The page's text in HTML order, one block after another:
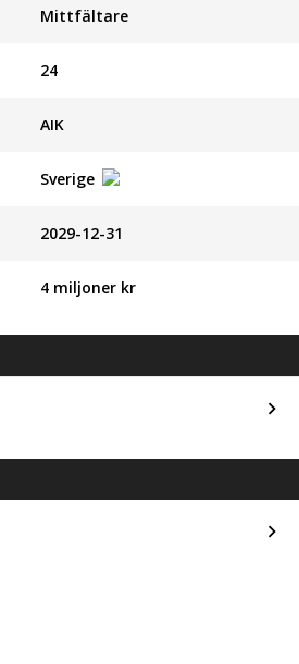
Mittfältare
24
AIK
Sverige
2029-12-31
4 miljoner kr